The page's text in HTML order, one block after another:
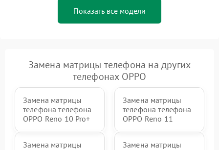
Показать все модели
Замена матрицы телефона на других
телефонах OPPO
Замена матрицы
телефона телефона
OPPO Reno 10 Pro+
Замена матрицы
телефона телефона
OPPO Reno 11
Замена матрицы
Замена матрицы